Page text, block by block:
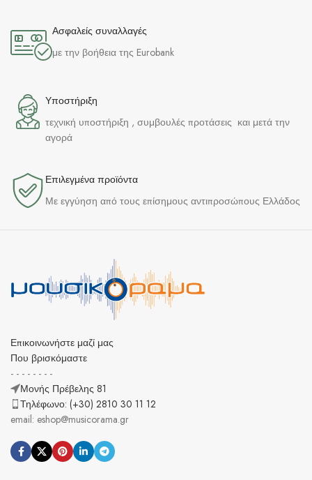
Ασφαλείς συναλλαγές
με την βοήθεια της Eurobank
Υποστήριξη
τεχνική υποστήριξη , συμβουλές προτάσεις και μετά την
αγορά
Επιλεγμένα προϊόντα​
Με εγγύηση από τους επίσημους αντιπροσώπους Ελλάδος
Επικοινωνήστε μαζί μας
Που βρισκόμαστε
- - - - - - - -
Μονής Πρέβελης 81
Τηλέφωνο: (+30) 2810 30 11 12
email: eshop@musicorama.gr